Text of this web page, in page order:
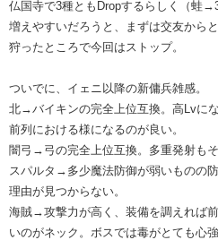
仏国寺で3種ともDropするらしく（蛙
増えやすいだろうと、まずは交友から
狩ったところで今回はストップ。
ついでに、イェニ以降の新傭兵雑感。
北→バイキンの完全上位互換。高Lvに
前列における様になるのが良い。
闇弓→弓の完全上位互換。多重発射も
スパルタ→多少魔法防御が弱いものの
理由が見つからない。
海賊→攻撃力が高く、装備を調えれば
いのがネック。ボスでは毒がとても心